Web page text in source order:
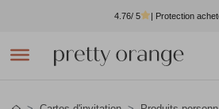
4.76/ 5 | Protection